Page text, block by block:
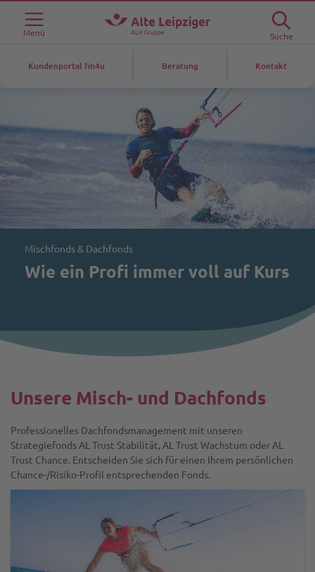
Menü Suche
Kundenportal fin4u Beratung Kontakt
Mischfonds & Dachfonds
Wie ein Profi immer voll auf Kurs
Unsere Misch- und Dachfonds
Professionelles Dachfondsmanagement mit unseren
Strategiefonds AL Trust Stabilität, AL Trust Wachstum oder AL
Trust Chance. Entscheiden Sie sich für einen Ihrem persönlichen
Chance-/Risiko-Profil entsprechenden Fonds.